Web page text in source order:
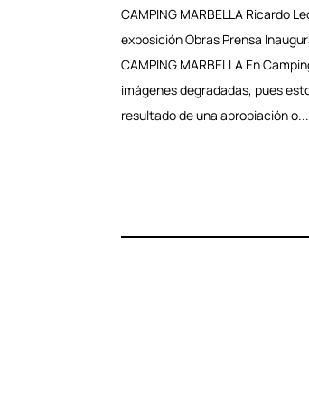
CAMPING MARBELLA Ricardo
exposición Obras Prensa
CAMPING MARBELLA En
imágenes degradadas, pues
resultado de una apropiación o...